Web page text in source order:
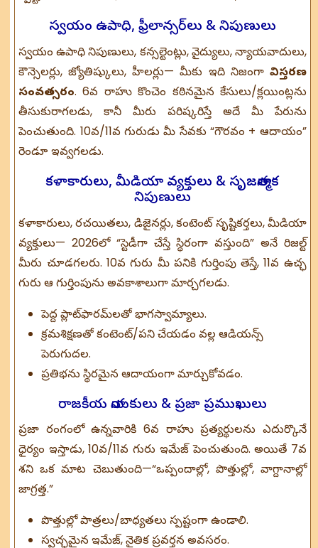
స్వయం ఉపాధి, ఫ్రీలాన్సర్‌లు & నిపుణులు
స్వయం ఉపాధి నిపుణులు, కన్సల్టెంట్లు, వైద్యులు, న్యాయవాదులు,
కౌన్సెలర్లు, జ్యోతిష్కులు, హీలర్లు— మీకు ఇది నిజంగా విస్తరణ
సంవత్సరం. 6వ రాహు కొంచెం కఠినమైన కేసులు/క్లయింట్లను
తీసుకురాగలడు, కానీ మీరు పరిష్కరిస్తే అదే మీ పేరును
పెంచుతుంది. 10వ/11వ గురుడు మీ సేవకు “గౌరవం + ఆదాయం”
రెండూ ఇవ్వగలడు.
కళాకారులు, మీడియా వ్యక్తులు & సృజనాత్మక
నిపుణులు
కళాకారులు, రచయితలు, డిజైనర్లు, కంటెంట్ సృష్టికర్తలు, మీడియా
వ్యక్తులు— 2026లో “స్టెడీగా చేస్తే స్థిరంగా వస్తుంది” అనే రిజల్ట్
మీరు చూడగలరు. 10వ గురు మీ పనికి గుర్తింపు తెస్తే, 11వ ఉచ్ఛ
గురు ఆ గుర్తింపును అవకాశాలుగా మార్చగలడు.
పెద్ద ప్లాట్‌ఫారమ్‌లతో భాగస్వామ్యాలు.
క్రమశిక్షణతో కంటెంట్/పని చేయడం వల్ల ఆడియన్స్
పెరుగుదల.
ప్రతిభను స్థిరమైన ఆదాయంగా మార్చుకోవడం.
రాజకీయ నాయకులు & ప్రజా ప్రముఖులు
ప్రజా రంగంలో ఉన్నవారికి 6వ రాహు ప్రత్యర్థులను ఎదుర్కొనే
ధైర్యం ఇస్తాడు, 10వ/11వ గురు ఇమేజ్ పెంచుతుంది. అయితే 7వ
శని ఒక మాట చెబుతుంది—“ఒప్పందాల్లో, పొత్తుల్లో, వాగ్దానాల్లో
జాగ్రత్త.”
పొత్తుల్లో పాత్రలు/బాధ్యతలు స్పష్టంగా ఉండాలి.
స్వచ్ఛమైన ఇమేజ్, నైతిక ప్రవర్తన అవసరం.